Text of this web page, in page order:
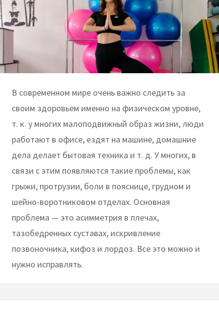
В современном мире очень важно следить за
своим здоровьем именно на физическом уровне,
т. к. у многих малоподвижный образ жизни, люди
работают в офисе, ездят на машине, домашние
дела делает бытовая техника и т. д. У многих, в
связи с этим появляются такие проблемы, как
грыжи, протрузии, боли в пояснице, грудном и
шейно-воротниковом отделах. Основная
проблема — это асимметрия в плечах,
тазобедренных суставах, искривление
позвоночника, кифоз и лордоз. Все это можно и
нужно исправлять.